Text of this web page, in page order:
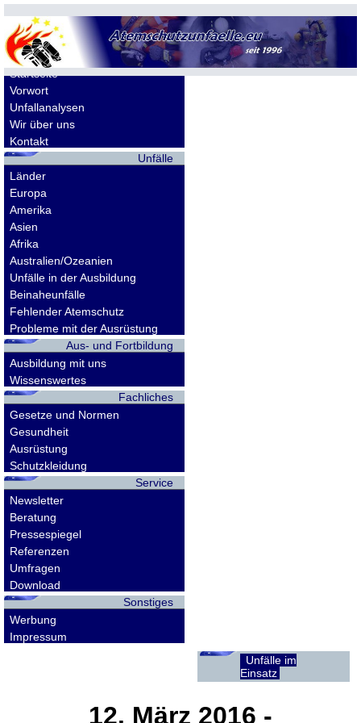
Allgemeines
Startseite
Vorwort
Unfallanalysen
Wir über uns
Kontakt
Unfälle
Länder
Europa
Amerika
Asien
Afrika
Australien/Ozeanien
Unfälle in der Ausbildung
Beinaheunfälle
Fehlender Atemschutz
Probleme mit der Ausrüstung
Aus- und Fortbildung
Ausbildung mit uns
Wissenswertes
Fachliches
Gesetze und Normen
Gesundheit
Ausrüstung
Schutzkleidung
Service
Newsletter
Beratung
Pressespiegel
Referenzen
Umfragen
Download
Sonstiges
Werbung
Impressum
Unfälle im
Einsatz
12. März 2016 -